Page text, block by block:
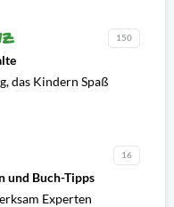
150
das Kindern Spaß
16
und Buch-Tipps
Experten